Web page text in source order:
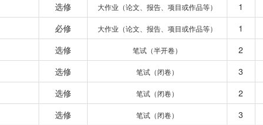
选修 大作业（论文、报告、项目或作品等） 1
必修 大作业（论文、报告、项目或作品等） 1
选修 笔试（半开卷） 2
选修 笔试（闭卷） 3
选修 笔试（闭卷） 2
选修 笔试（闭卷） 3